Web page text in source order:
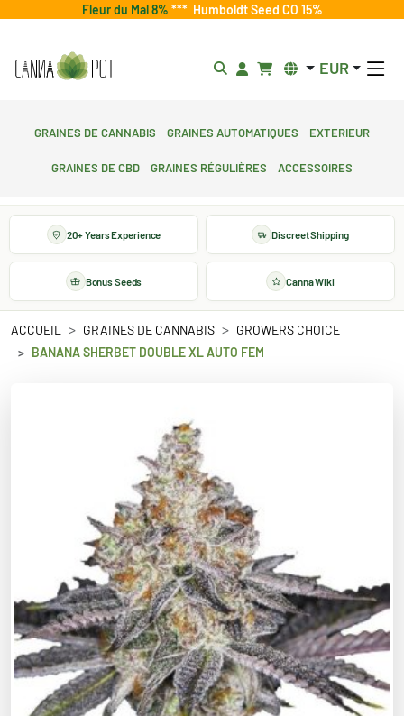
Fleur du Mal 8% *** Humboldt Seed CO 15%
EUR
Graines de cannabis Graines automatiques
Exterieur
Graines de CBD Graines régulières Accessoires
20+ Years Experience Discreet Shipping
Bonus Seeds Canna Wiki
ACCUEIL GRAINES DE CANNABIS
GROWERS CHOICE
BANANA SHERBET DOUBLE XL AUTO FEM